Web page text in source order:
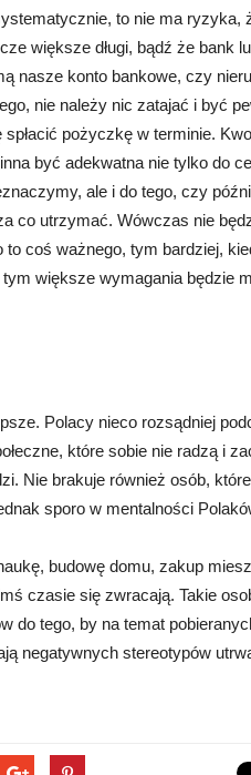
to nie ma ryzyka,
większe długi, bądź że bank
nasze konto bankowe, czy
nie należy nic zatajać i być
spłacić pożyczkę w terminie.
być adekwatna nie tylko do
ale i do tego, czy
co utrzymać. Wówczas nie
to coś ważnego, tym bardziej,
większe wymagania będzie
Polacy nieco rozsądniej
które sobie nie radzą i
Nie brakuje również osób, które
sporo w mentalności
budowę domu, zakup
czasie się zwracają. Takie
do tego, by na temat
negatywnych stereotypów